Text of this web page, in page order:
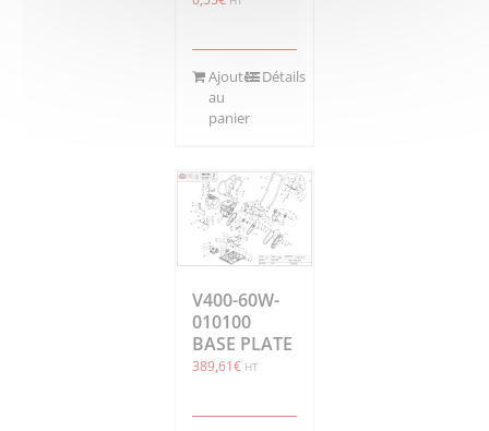
Ajouter
au
panier
Détails
V400-60W-
010100
BASE PLATE
389,61€ HT